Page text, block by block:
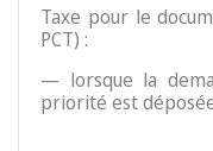
Taxe pour le
PCT) :
— lorsque la
priorité est